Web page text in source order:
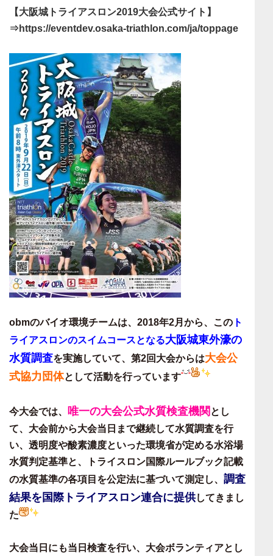
【大阪城トライアスロン2019大会公式サイト】
⇒https://eventdev.osaka-triathlon.com/ja/toppage
obmのバイオ環境チームは、2018年2月から、この ト
ライアスロンのスイムコースとなる大阪城東外濠の
水質調査を実施していて、第2回大会からは大会公
式協力団体として活動を行っています
今大会では、 唯一の大会公式水質検査機関 とし
て、大会前から大会当日まで継続して水質調査を行
い、透明度や酸素濃度といった環境省が定める水浴場
水質判定基準と、
トライスロン国際ルールブック記載
の水質基準の各項目を公定法に基づいて測定し、 調査
結果を 国際トライアスロン連合に提供してきまし
た
大会当日にも当日検査を行い、大会ボランティアとし